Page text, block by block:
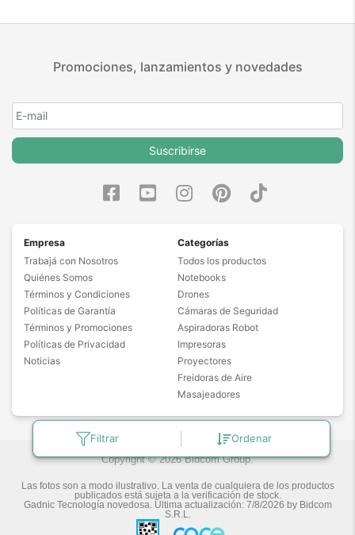
Filtrar Ordenar
Promociones, lanzamientos y novedades
Suscribirse
Empresa
Trabajá con Nosotros
Quiénes Somos
Términos y Condiciones
Políticas de Garantía
Términos y Promociones
Políticas de Privacidad
Noticias
Categorías
Todos los productos
Notebooks
Drones
Cámaras de Seguridad
Aspiradoras Robot
Impresoras
Proyectores
Freidoras de Aire
Masajeadores
Copyright © 2026 Bidcom Group.
Las fotos son a modo ilustrativo. La venta de cualquiera de los productos
publicados está sujeta a la verificación de stock.
Gadnic Tecnología novedosa.Última actualización: 7/8/2026 by Bidcom
S.R.L.